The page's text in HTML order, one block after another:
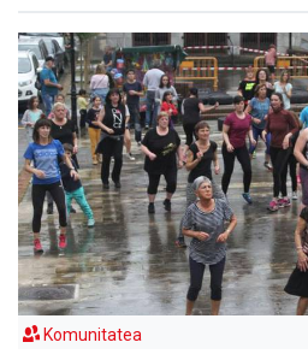
Komunitatea